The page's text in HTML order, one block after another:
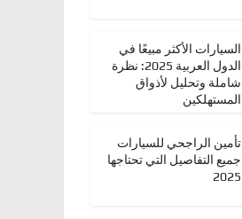
السيارات الأكثر مبيعًا في
الدول العربية 2025: نظرة
شاملة وتحليل لأذواق
المستهلكين
تأمين الراجحي للسيارات
جميع التفاصيل التي تحتاجها
2025